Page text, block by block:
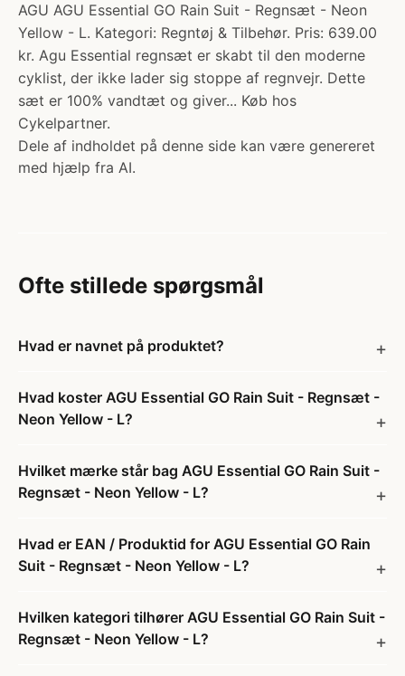
AGU AGU Essential GO Rain Suit - Regnsæt - Neon
Yellow - L. Kategori: Regntøj & Tilbehør. Pris: 639.00
kr. Agu Essential regnsæt er skabt til den moderne
cyklist, der ikke lader sig stoppe af regnvejr. Dette
sæt er 100% vandtæt og giver... Køb hos
Cykelpartner.
Dele af indholdet på denne side kan være genereret
med hjælp fra AI.
Ofte stillede spørgsmål
Hvad er navnet på produktet?
Hvad koster AGU Essential GO Rain Suit - Regnsæt -
Neon Yellow - L?
Hvilket mærke står bag AGU Essential GO Rain Suit -
Regnsæt - Neon Yellow - L?
Hvad er EAN / Produktid for AGU Essential GO Rain
Suit - Regnsæt - Neon Yellow - L?
Hvilken kategori tilhører AGU Essential GO Rain Suit -
Regnsæt - Neon Yellow - L?